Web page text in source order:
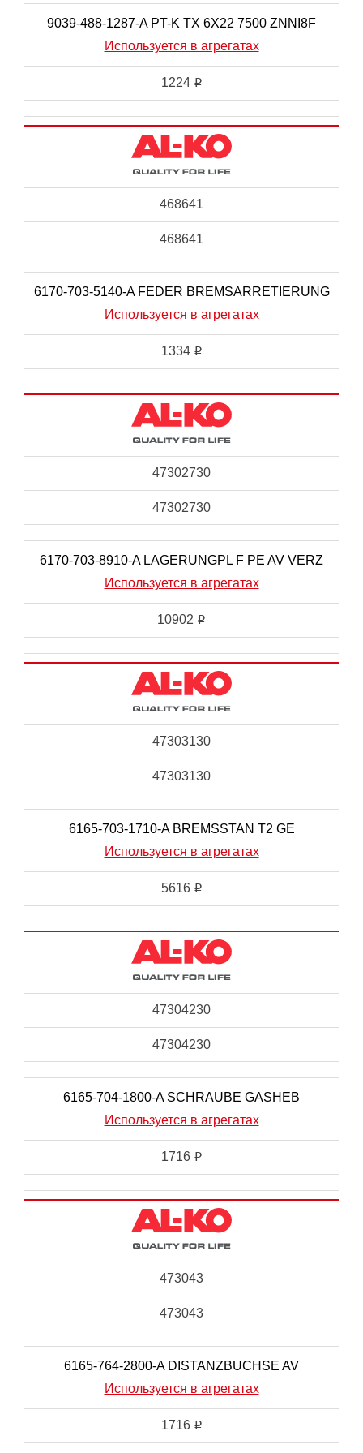
9039-488-1287-A PT-K TX 6X22 7500 ZNNI8F
Используется в агрегатах
1224 i
468641
468641
6170-703-5140-A FEDER BREMSARRETIERUNG
Используется в агрегатах
1334 i
47302730
47302730
6170-703-8910-A LAGERUNGPL F PE AV VERZ
Используется в агрегатах
10902 i
47303130
47303130
6165-703-1710-A BREMSSTAN T2 GE
Используется в агрегатах
5616 i
47304230
47304230
6165-704-1800-A SCHRAUBE GASHEB
Используется в агрегатах
1716 i
473043
473043
6165-764-2800-A DISTANZBUCHSE AV
Используется в агрегатах
1716 i